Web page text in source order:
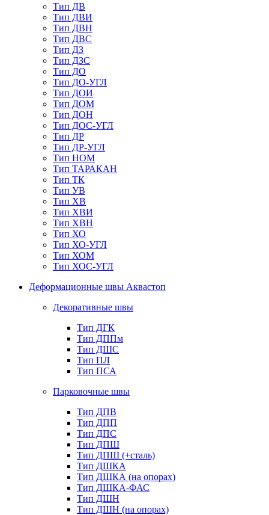
Тип ДВ
Тип ДВИ
Тип ДВН
Тип ДВС
Тип ДЗ
Тип ДЗС
Тип ДО
Тип ДО-УГЛ
Тип ДОИ
Тип ДОМ
Тип ДОН
Тип ДОС-УГЛ
Тип ДР
Тип ДР-УГЛ
Тип НОМ
Тип ТАРАКАН
Тип ТК
Тип УВ
Тип ХВ
Тип ХВИ
Тип ХВН
Тип ХО
Тип ХО-УГЛ
Тип ХОМ
Тип ХОС-УГЛ
Деформационные швы Аквастоп
Декоративные швы
Тип ДГК
Тип ДППм
Тип ДШС
Тип ПЛ
Тип ПСА
Парковочные швы
Тип ДПВ
Тип ДПП
Тип ДПС
Тип ДПШ
Тип ДПШ (+сталь)
Тип ДШКА
Тип ДШКА (на опорах)
Тип ДШКА-ФАС
Тип ДШН
Тип ДШН (на опорах)